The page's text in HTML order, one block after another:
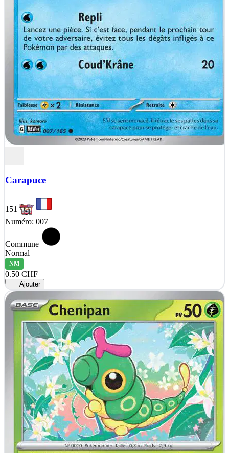
Carapuce
151
Numéro: 007
Commune
Normal
NM
0.50 CHF
Ajouter